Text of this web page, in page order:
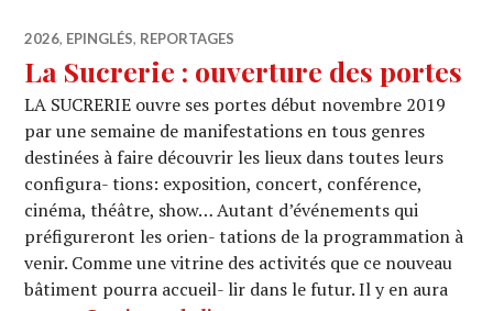
2026, EPINGLÉS, REPORTAGES
La Sucrerie : ouverture des portes
LA SUCRERIE ouvre ses portes début novembre 2019
par une semaine de manifestations en tous genres
destinées à faire découvrir les lieux dans toutes leurs
configura- tions: exposition, concert, conférence,
cinéma, théâtre, show… Autant d’événements qui
préfigureront les orien- tations de la programmation à
venir. Comme une vitrine des activités que ce nouveau
bâtiment pourra accueil- lir dans le futur. Il y en aura